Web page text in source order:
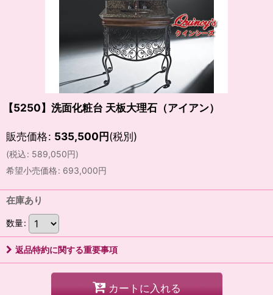
【5250】洗面化粧台 天板大理石（アイアン）
販売価格: 535,500円(税別)
(税込: 589,050円)
希望小売価格: 693,000円
在庫あり
数量:
返品特約に関する重要事項
カートに入れる